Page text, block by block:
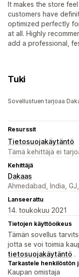
It makes the store
customers have
optimized perfectly
at all. Highly
add a professional,
Tuki
Sovellustuen tarjoaa
Resurssit
Tietosuojakäytäntö
Tämä kehittäjä ei
Kehittäjä
Dakaas
Ahmedabad, India,
Lanseerattu
14. toukokuu 2021
Tietojen käyttöoikeus
Tämän sovellus
jotta se voi toimia
tietosuojakäytäntö .
Tarkastele henkilöstön
Kaupan omistaja